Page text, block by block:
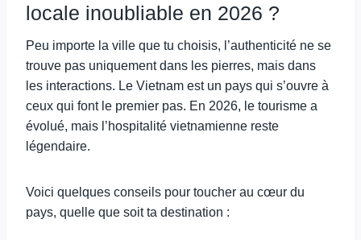
locale inoubliable en 2026 ?
Peu importe la ville que tu choisis, l’authenticité ne se
trouve pas uniquement dans les pierres, mais dans
les interactions. Le Vietnam est un pays qui s’ouvre à
ceux qui font le premier pas. En 2026, le tourisme a
évolué, mais l’hospitalité vietnamienne reste
légendaire.
Voici quelques conseils pour toucher au cœur du
pays, quelle que soit ta destination :